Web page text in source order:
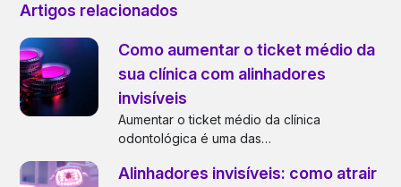
Artigos relacionados
Como aumentar o ticket médio da
sua clínica com alinhadores
invisíveis
Aumentar o ticket médio da clínica
odontológica é uma das…
Alinhadores invisíveis: como atrair